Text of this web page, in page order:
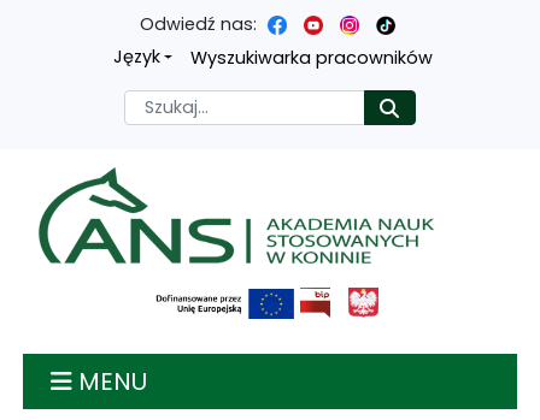
Przejdź
treści
głównej
Przejdź
menu
nawigacyjnego
Przejdź
wyszukiwarki
Przejdź
mapy
strony
Odwiedź nas:
Język
Wyszukiwarka pracowników
Szukaj
Akademia nauk
MENU